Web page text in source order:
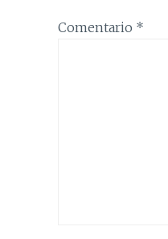
Comentario *